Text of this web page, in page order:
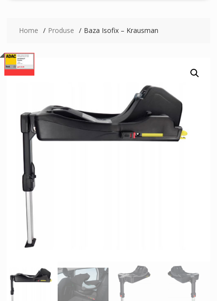
Home Produse Baza Isofix – Krausman